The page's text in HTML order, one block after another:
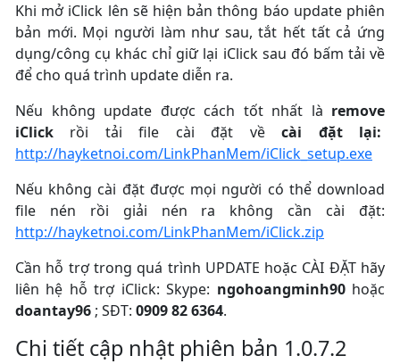
Khi mở iClick lên sẽ hiện bản thông báo update phiên
bản mới. Mọi người làm như sau, tắt hết tất cả ứng
dụng/công cụ khác chỉ giữ lại iClick sau đó bấm tải về
để cho quá trình update diễn ra.
Nếu không update được cách tốt nhất là remove
iClick rồi tải file cài đặt vềcài đặt lại:
http://hayketnoi.com/LinkPhanMem/iClick_setup.exe
Nếu không cài đặt được mọi người có thể download
file nén rồi giải nén ra không cần cài đặt:
http://hayketnoi.com/LinkPhanMem/iClick.zip
Cần hỗ trợ trong quá trình UPDATE hoặc CÀI ĐẶT hãy
liên hệ hỗ trợ iClick: Skype: ngohoangminh90hoặc
doantay96; SĐT: 0909 82 6364.
Chi tiết cập nhật phiên bản 1.0.7.2